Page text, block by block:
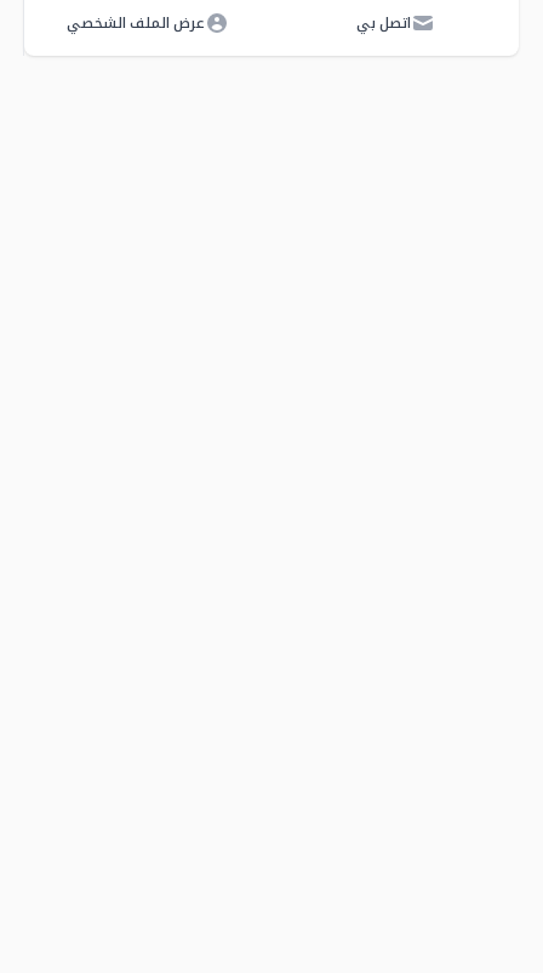
اتصل بي عرض الملف الشخصي